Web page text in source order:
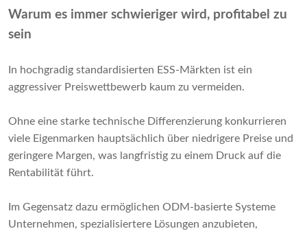
Warum es immer schwieriger wird, profitabel zu
sein
In hochgradig standardisierten ESS-Märkten ist ein
aggressiver Preiswettbewerb kaum zu vermeiden.
Ohne eine starke technische Differenzierung konkurrieren
viele Eigenmarken hauptsächlich über niedrigere Preise und
geringere Margen, was langfristig zu einem Druck auf die
Rentabilität führt.
Im Gegensatz dazu ermöglichen ODM-basierte Systeme
Unternehmen, spezialisiertere Lösungen anzubieten,